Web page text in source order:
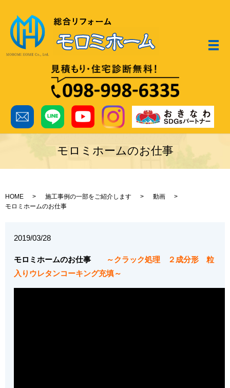
メ
モロミホームのお仕事
HOME 施工事例の一部をご紹介します
動画
モロミホームのお仕事
2019/03/28
モロミホームのお仕事
～クラック処理 ２成分形 粒
入りウレタンコーキング充填～